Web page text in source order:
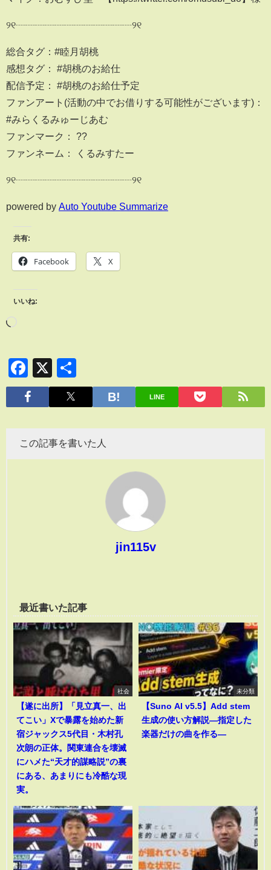
୨୧┈┈┈┈┈┈┈┈┈┈┈┈୨୧
総合タグ：#睦月胡桃
感想タグ： #胡桃のお給仕
配信予定： #胡桃のお給仕予定
ファンアート(活動の中でお借りする可能性がございます)：
#みらくるみゅーじあむ
ファンマーク： ??
ファンネーム： くるみすたー
୨୧┈┈┈┈┈┈┈┈┈┈┈┈୨୧
powered by Auto Youtube Summarize
共有:
Facebook X
いいね:
Facebook
X
有
LINE
この記事を書いた人
jin115v
最近書いた記事
社会
【遂に出所】「見立真一、出
てこい」Xで暴露を始めた新
宿ジャックス5代目・木村孔
次朗の正体。関東連合を壊滅
にハメた“天才的謀略説”の裏
にある、あまりにも冷酷な現
実。
未分類
【Suno AI v5.5】Add stem
生成の使い方解説―指定した
楽器だけの曲を作る―